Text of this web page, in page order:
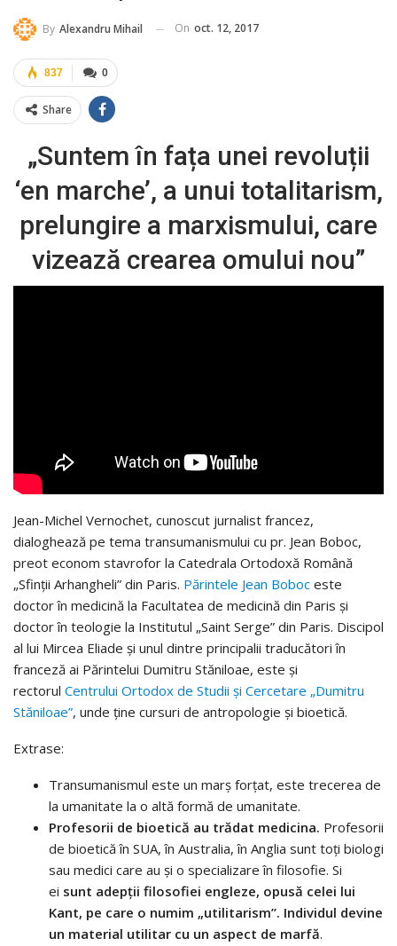
By Alexandru Mihail On oct. 12, 2017
0
837
Share
„Suntem în fața unei revoluții
‘en marche’, a unui totalitarism,
prelungire a marxismului, care
vizează crearea omului nou”
Jean-Michel Vernochet, cunoscut jurnalist francez,
dialoghează pe tema transumanismului cu pr. Jean Boboc,
preot econom stavrofor la Catedrala Ortodoxă Română
„Sfinții Arhangheli” din Paris. Părintele Jean Boboc este
doctor în medicină la Facultatea de medicină din Paris și
doctor în teologie la Institutul „Saint Serge” din Paris. Discipol
al lui Mircea Eliade și unul dintre principalii traducători în
franceză ai Părintelui Dumitru Stăniloae, este și
rectorul Centrului Ortodox de Studii și Cercetare „Dumitru
Stăniloae”, unde ține cursuri de antropologie și bioetică.
Extrase:
Transumanismul este un marș forțat, este trecerea de
la umanitate la o altă formă de umanitate.
Profesorii de bioetică au trădat medicina. Profesorii
de bioetică în SUA, în Australia, în Anglia sunt toți biologi
sau medici care au și o specializare în filosofie. Si
ei sunt adepții filosofiei engleze, opusă celei lui
Kant, pe care o numim „utilitarism”. Individul devine
un material utilitar cu un aspect de marfă.